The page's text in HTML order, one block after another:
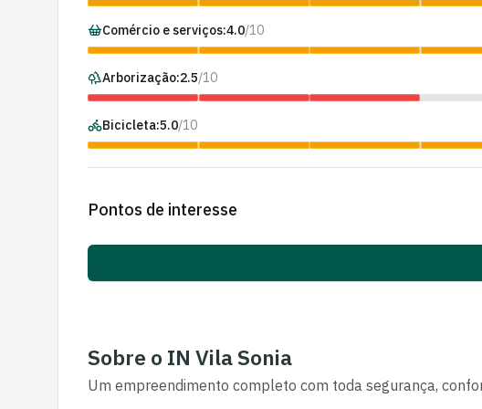
Comércio e serviços:4.0/10
Arborização:2.5/10
Bicicleta:5.0/10
Pontos de interesse
Sobre o IN Vila Sonia
Um empreendimento completo com toda segurança,